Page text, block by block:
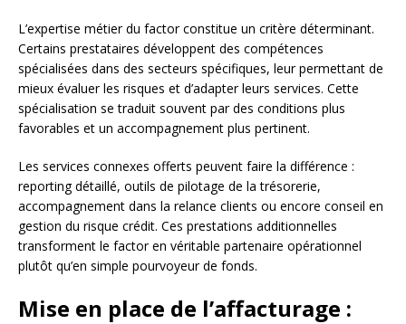
L’expertise métier du factor constitue un critère déterminant.
Certains prestataires développent des compétences
spécialisées dans des secteurs spécifiques, leur permettant de
mieux évaluer les risques et d’adapter leurs services. Cette
spécialisation se traduit souvent par des conditions plus
favorables et un accompagnement plus pertinent.
Les services connexes offerts peuvent faire la différence :
reporting détaillé, outils de pilotage de la trésorerie,
accompagnement dans la relance clients ou encore conseil en
gestion du risque crédit. Ces prestations additionnelles
transforment le factor en véritable partenaire opérationnel
plutôt qu’en simple pourvoyeur de fonds.
Mise en place de l’affacturage :